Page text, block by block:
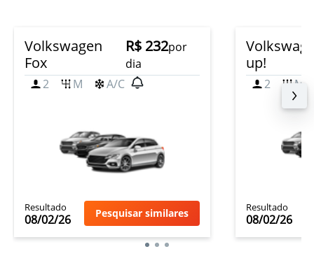
Volkswagen
Fox
R$ 232por
dia
2
M A/C
Resultado
08/02/26 Pesquisar similares
up!
2 M
Resultado
08/02/26